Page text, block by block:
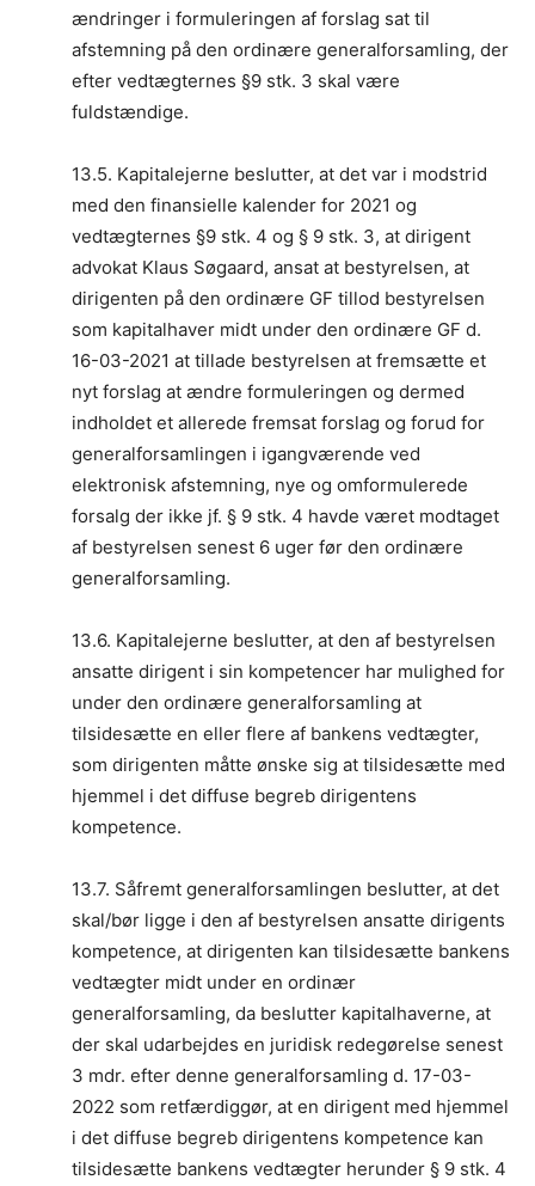
ændringer i formuleringen af forslag sat til
afstemning på den ordinære generalforsamling, der
efter vedtægternes §9 stk. 3 skal være
fuldstændige.
13.5. Kapitalejerne beslutter, at det var i modstrid
med den finansielle kalender for 2021 og
vedtægternes §9 stk. 4 og § 9 stk. 3, at dirigent
advokat Klaus Søgaard, ansat at bestyrelsen, at
dirigenten på den ordinære GF tillod bestyrelsen
som kapitalhaver midt under den ordinære GF d.
16-03-2021 at tillade bestyrelsen at fremsætte et
nyt forslag at ændre formuleringen og dermed
indholdet et allerede fremsat forslag og forud for
generalforsamlingen i igangværende ved
elektronisk afstemning, nye og omformulerede
forsalg der ikke jf. § 9 stk. 4 havde været modtaget
af bestyrelsen senest 6 uger før den ordinære
generalforsamling.
13.6. Kapitalejerne beslutter, at den af bestyrelsen
ansatte dirigent i sin kompetencer har mulighed for
under den ordinære generalforsamling at
tilsidesætte en eller flere af bankens vedtægter,
som dirigenten måtte ønske sig at tilsidesætte med
hjemmel i det diffuse begreb dirigentens
kompetence.
13.7. Såfremt generalforsamlingen beslutter, at det
skal/bør ligge i den af bestyrelsen ansatte dirigents
kompetence, at dirigenten kan tilsidesætte bankens
vedtægter midt under en ordinær
generalforsamling, da beslutter kapitalhaverne, at
der skal udarbejdes en juridisk redegørelse senest
3 mdr. efter denne generalforsamling d. 17-03-
2022 som retfærdiggør, at en dirigent med hjemmel
i det diffuse begreb dirigentens kompetence kan
tilsidesætte bankens vedtægter herunder § 9 stk. 4